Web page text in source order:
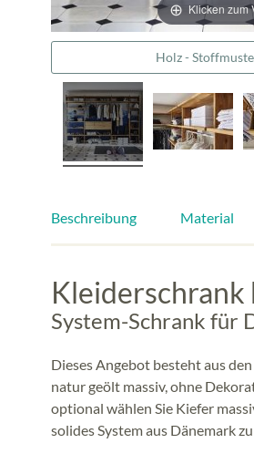
Klicken zum
Holz -
Beschreibung Material
System-Schrank für
Dieses Angebot besteht aus
natur geölt massiv, ohne
optional wählen Sie Kiefer
solides System aus Dänemark